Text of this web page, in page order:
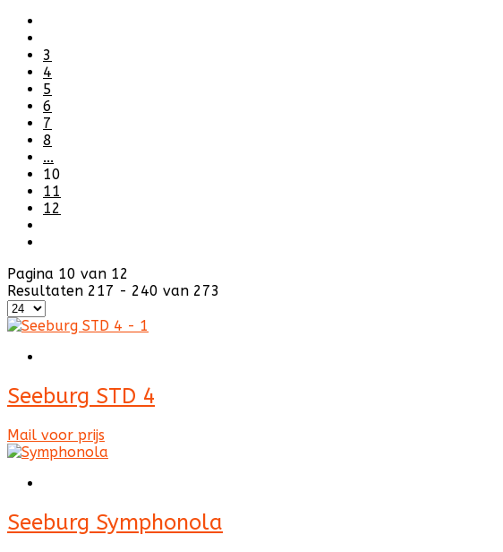
3
4
5
6
7
8
...
10
11
12
Pagina 10 van 12
Resultaten 217 - 240 van 273
Seeburg STD 4
Mail voor prijs
Seeburg Symphonola